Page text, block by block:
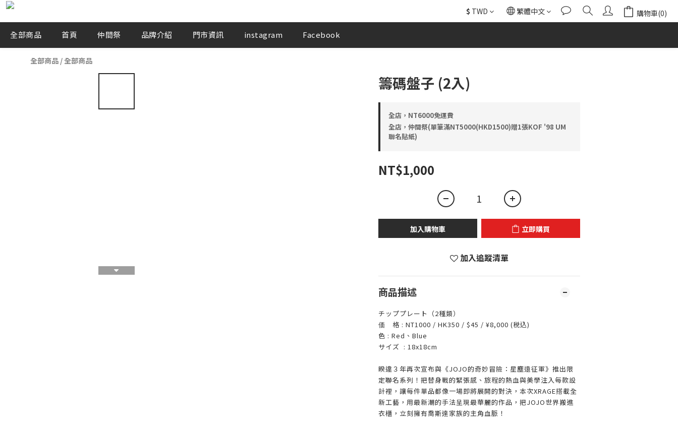
$ TWD 繁體中文 購物車(0)
全部商品 首頁 仲間祭 品牌介紹 門市資訊 instagram Facebook
全部商品 /全部商品
籌碼盤子 (2入)
全店，NT6000免運費
全店，仲間祭(單筆滿NT5000(HKD1500)贈1張KOF '98 UM
聯名貼紙)
NT$1,000
加入購物車 立即購買
加入追蹤清單
商品描述
チッププレート（2種類）
価 格 : NT1000 / HK350 / $45 / ¥8,000 (税込)
色 : Red、Blue
サイズ : 18x18cm
睽違３年再次宣布與《JOJO的奇妙冒險：星塵遠征軍》推出限
定聯名系列！把替身戰的緊張感、旅程的熱血與美學注入每款設
計裡，讓每件單品都像一場即將展開的對決，本次XRAGE搭載全
新工藝，用最新潮的手法呈現最華麗的作品，把JOJO世界搬進
衣櫃，立刻擁有喬斯達家族的主角血脈！